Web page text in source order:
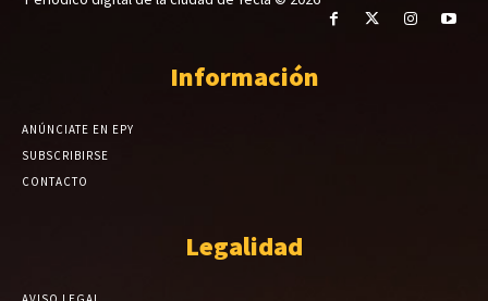
Información
ANÚNCIATE EN EPY
SUBSCRIBIRSE
CONTACTO
Legalidad